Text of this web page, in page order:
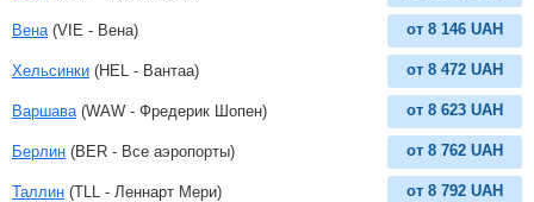
Вена (VIE - Вена) от 8 146 UAH
Хельсинки (HEL - Вантаа) от 8 472 UAH
Варшава (WAW - Фредерик Шопен) от 8 623 UAH
Берлин (BER - Все аэропорты) от 8 762 UAH
Таллин (TLL - Леннарт Мери) от 8 792 UAH